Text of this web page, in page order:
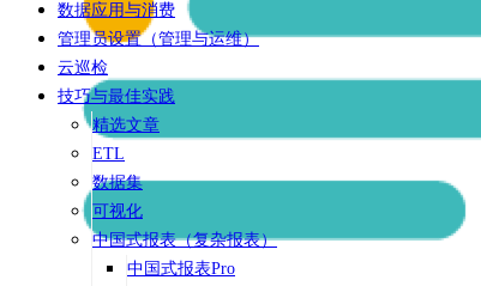
数据应用与消费
管理员设置（管理与运维）
云巡检
技巧与最佳实践
精选文章
ETL
数据集
可视化
中国式报表（复杂报表）
中国式报表Pro